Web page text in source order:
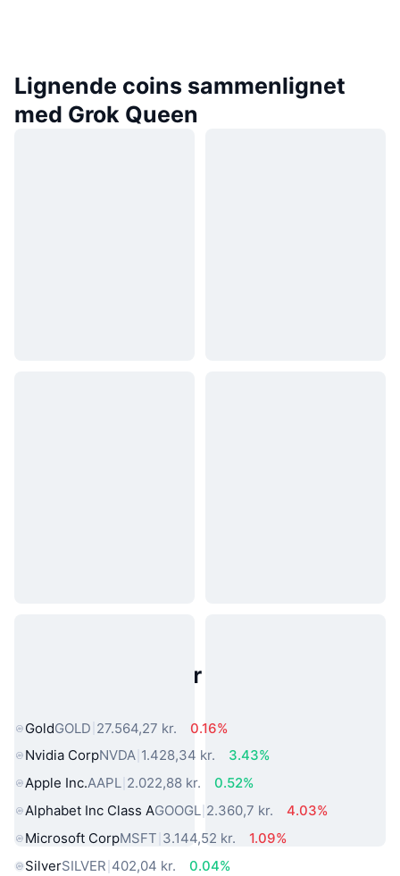
Lignende coins sammenlignet
med Grok Queen
Populære aktiver fra den virkelige
GoldGOLD 27.564,27 kr.
0.16%
Nvidia CorpNVDA 1.428,34 kr.
3.43%
Apple Inc.AAPL 2.022,88 kr.
0.52%
Alphabet Inc Class AGOOGL 2.360,7 kr.
4.03%
Microsoft CorpMSFT 3.144,52 kr.
1.09%
SilverSILVER 402,04 kr.
0.04%